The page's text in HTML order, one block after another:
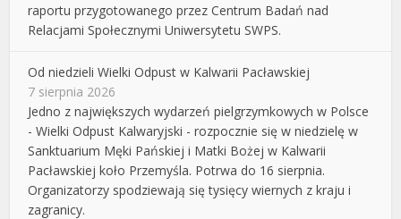
raportu przygotowanego przez Centrum Badań nad
Relacjami Społecznymi Uniwersytetu SWPS.
Od niedzieli Wielki Odpust w Kalwarii Pacławskiej
7 sierpnia 2026
Jedno z największych wydarzeń pielgrzymkowych w Polsce
- Wielki Odpust Kalwaryjski - rozpocznie się w niedzielę w
Sanktuarium Męki Pańskiej i Matki Bożej w Kalwarii
Pacławskiej koło Przemyśla. Potrwa do 16 sierpnia.
Organizatorzy spodziewają się tysięcy wiernych z kraju i
zagranicy.